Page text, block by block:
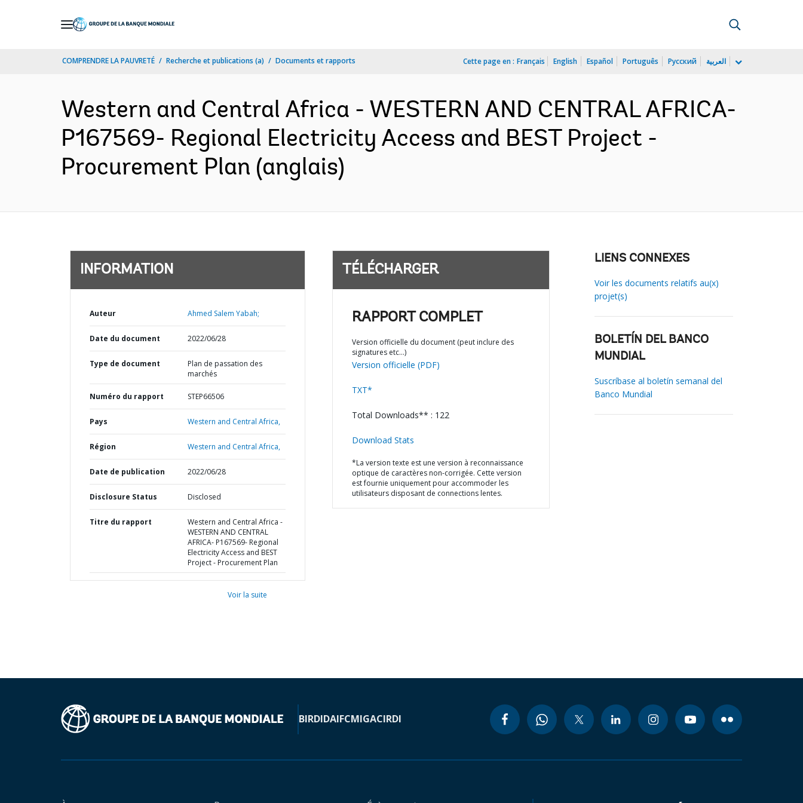
COMPRENDRE LA PAUVRETÉ Recherche et publications (a) Documents et rapports Cette page en : Français English Español Português Русский العربية
Western and Central Africa - WESTERN AND CENTRAL AFRICA-
P167569- Regional Electricity Access and BEST Project -
Procurement Plan (anglais)
INFORMATION
Auteur Ahmed Salem Yabah;
Date du document 2022/06/28
Type de document
Plan de passation des
marchés
Numéro du rapport STEP66506
Pays Western and Central Africa,
Région Western and Central Africa,
Date de publication 2022/06/28
Disclosure Status Disclosed
Titre du rapport
Western and Central Africa -
WESTERN AND CENTRAL
AFRICA- P167569- Regional
Electricity Access and BEST
Project - Procurement Plan
Voir la suite
TÉLÉCHARGER
RAPPORT COMPLET
Version officielle du document (peut inclure des
signatures etc…)
Version officielle (PDF)
TXT*
Total Downloads** : 122
Download Stats
*La version texte est une version à reconnaissance
optique de caractères non-corrigée. Cette version
est fournie uniquement pour accommoder les
utilisateurs disposant de connections lentes.
LIENS CONNEXES
Voir les documents relatifs au(x)
projet(s)
BOLETÍN DEL BANCO
MUNDIAL
Suscríbase al boletín semanal del
Banco Mundial
BIRDIDAIFCMIGACIRDI